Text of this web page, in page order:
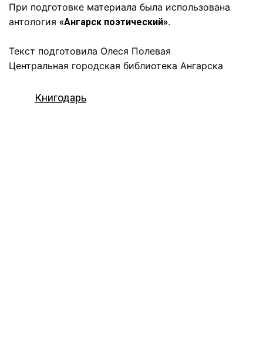
При подготовке материала была использована
антология «Ангарск поэтический».
Текст подготовила Олеся Полевая
Центральная городская библиотека Ангарска
Книгодарь